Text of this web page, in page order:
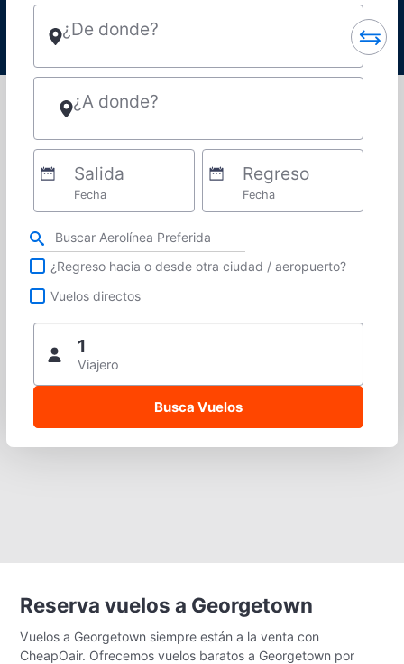
¿De donde?
¿A donde?
Salida
Fecha
Regreso
Fecha
Refina tu búsqueda por aerolínea, ciudad o aeropuerto o vuelos directos
¿Regreso hacia o desde otra ciudad / aeropuerto?
Vuelos directos
1
Viajero
Reserva vuelos a Georgetown
Vuelos a Georgetown siempre están a la venta con
CheapOair. Ofrecemos vuelos baratos a Georgetown por